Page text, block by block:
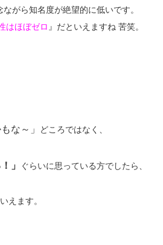
がら知名度が絶望的に低いです。
はほぼゼロ 』だといえますね 苦笑。
な～」 どころではなく、
」 ぐらいに思っている方でしたら、
えます。